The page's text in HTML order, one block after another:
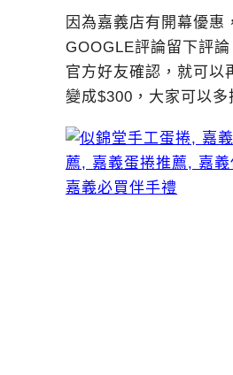
因為嘉義店有開幕優惠
GOOGLE評論留下評
官方好友確認，就可以
變成$300，大家可以多